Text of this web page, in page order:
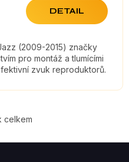
DETAIL
(2009-2015) značky
pro montáž a tlumícími
zvuk reproduktorů.
celkem